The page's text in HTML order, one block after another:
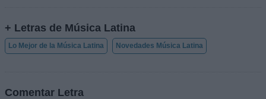
+ Letras de Música Latina
Lo Mejor de la Música Latina Novedades Música Latina
Comentar Letra